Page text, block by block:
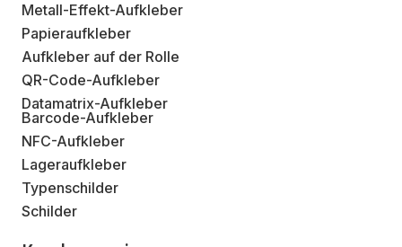
Metall-Effekt-Aufkleber
Papieraufkleber
Aufkleber auf der Rolle
QR-Code-Aufkleber
Datamatrix-Aufkleber
Barcode-Aufkleber
NFC-Aufkleber
Lageraufkleber
Typenschilder
Schilder